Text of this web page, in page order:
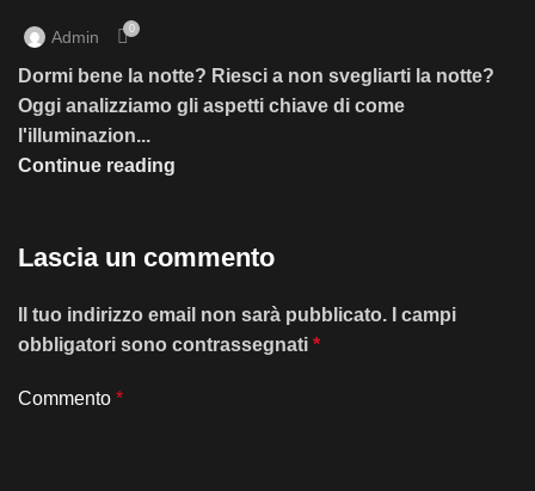
Admin 0
Dormi bene la notte? Riesci a non svegliarti la notte?
Oggi analizziamo gli aspetti chiave di come
l'illuminazion...
Continue reading
Lascia un commento
Il tuo indirizzo email non sarà pubblicato.
I campi
obbligatori sono contrassegnati *
Commento *